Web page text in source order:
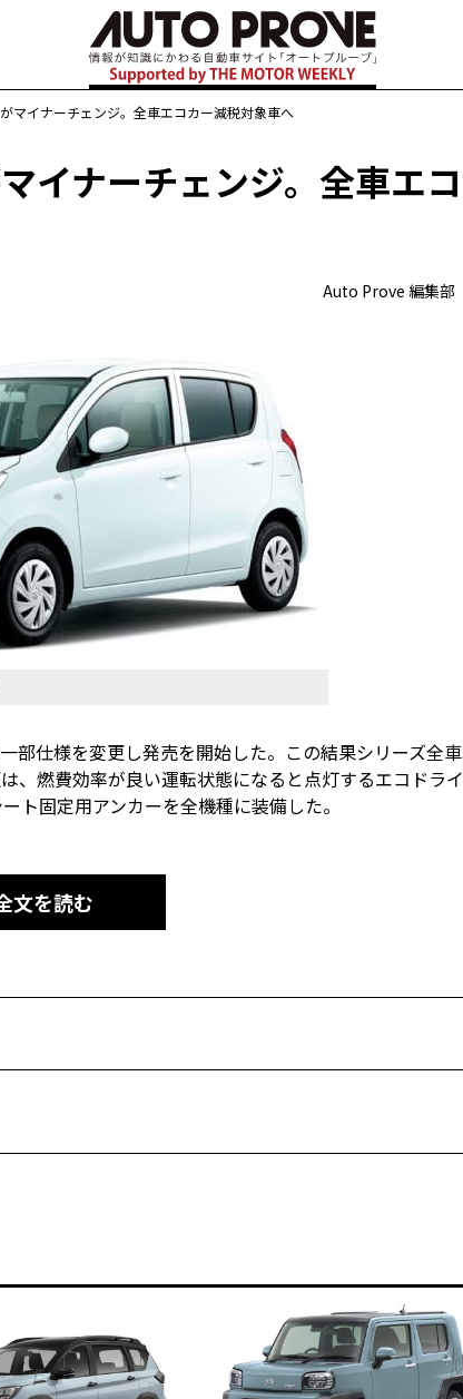
がマイナーチェンジ。全車エコカー減税対象車へ
イナーチェンジ。全車エコ
Auto Prove 編集部
部仕様を変更し発売を開始した。この結果シリーズ全車
、燃費効率が良い運転状態になると点灯するエコドライ
ト固定用アンカーを全機種に装備した。
文を読む